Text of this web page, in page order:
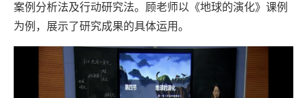
案例分析法及行动研究法。顾老师以《地球的演化》课例
为例，展示了研究成果的具体运用。